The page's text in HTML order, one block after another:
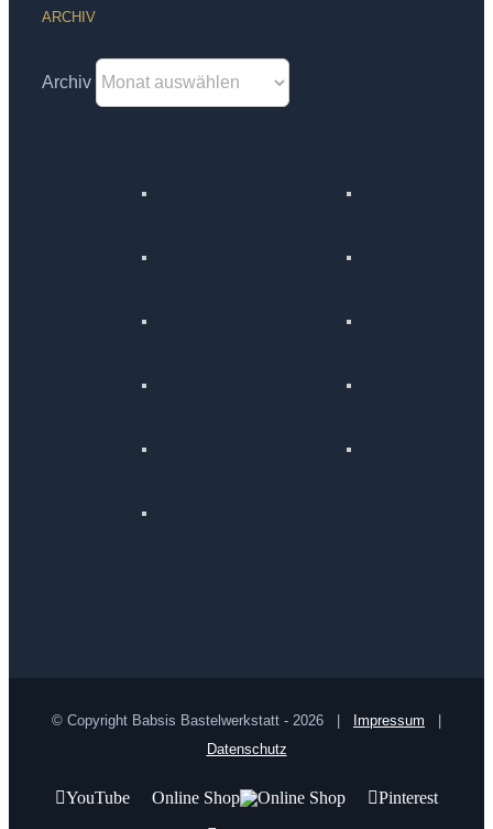
ARCHIV
Archiv
© Copyright Babsis Bastelwerkstatt - 2026 | Impressum
Datenschutz
YouTube Online Shop
Pinterest